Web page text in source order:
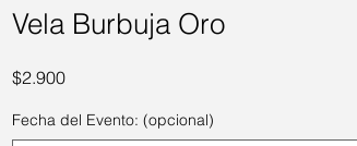
Vela Burbuja Oro
$2.900Precio
Fecha del Evento: (opcional)